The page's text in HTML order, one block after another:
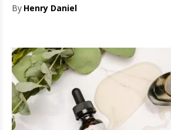
By Henry Daniel